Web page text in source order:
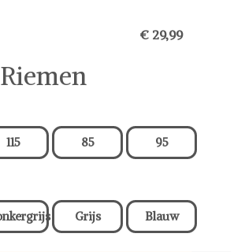
€ 29,99
115 85 95
Grijs Blauw